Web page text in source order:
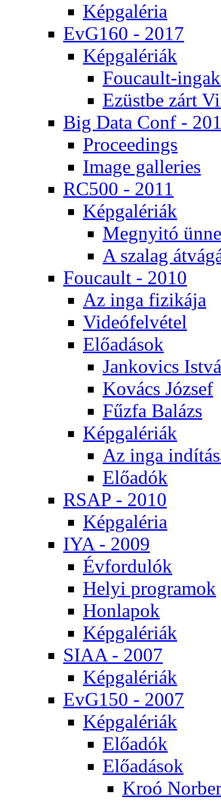
Kép­ga­lé­ria
EvG160 - 2017
Kép­ga­lé­ri­ák
Fo­u­ca­ult-
Ezüst­be zárt
Big Da­ta Conf -
Pro­ce­e­dings
Image gal­le­ri­es
RC500 - 2011
Kép­ga­lé­ri­ák
Meg­nyi­tó
A sza­lag
Fo­u­ca­ult - 2010
Az in­ga fi­zi­ká­ja
Vi­de­ó­fel­vé­tel
Elő­adá­sok
Jan­ko­vics
Ko­vács Jó­zsef
Fűz­fa Ba­lázs
Kép­ga­lé­ri­ák
Az in­ga
Elő­adók
RSAP - 2010
Kép­ga­lé­ria
IYA - 2009
Év­for­du­lók
He­lyi prog­ra­mok
Hon­la­pok
Kép­ga­lé­ri­ák
SI­AA - 2007
Kép­ga­lé­ri­ák
EvG150 - 2007
Kép­ga­lé­ri­ák
Elő­adók
Elő­adá­sok
Kroó